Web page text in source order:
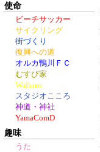
使命
ビーチサッカー
サイクリング
街づくり
復興への道
オルカ鴨川ＦＣ
むすび家
Walkins
スタジオこころ
神道・神社
YamaComD
趣味
うた